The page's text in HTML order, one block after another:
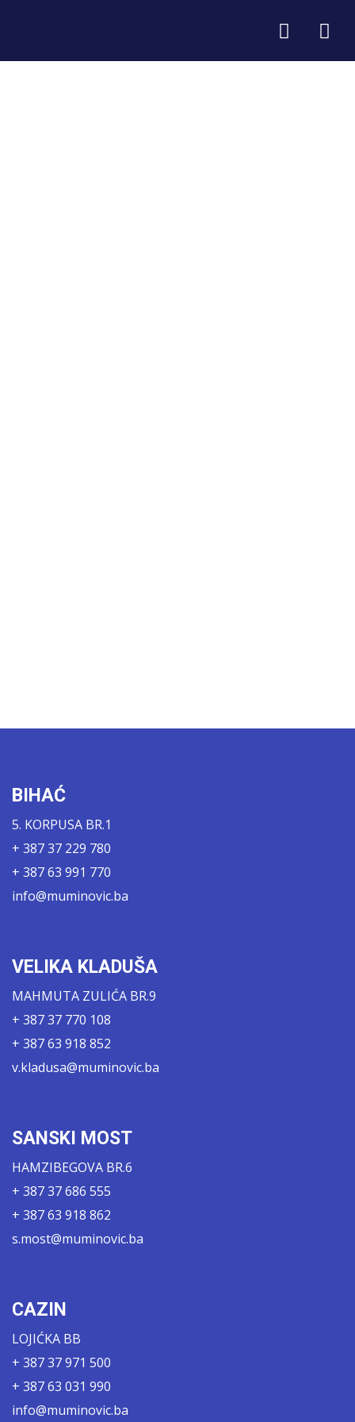
BIHAĆ
5. KORPUSA BR.1
+ 387 37 229 780
+ 387 63 991 770
info@muminovic.ba
VELIKA KLADUŠA
MAHMUTA ZULIĆA BR.9
+ 387 37 770 108
+ 387 63 918 852
v.kladusa@muminovic.ba
SANSKI MOST
HAMZIBEGOVA BR.6
+ 387 37 686 555
+ 387 63 918 862
s.most@muminovic.ba
CAZIN
LOJIĆKA BB
+ 387 37 971 500
+ 387 63 031 990
info@muminovic.ba